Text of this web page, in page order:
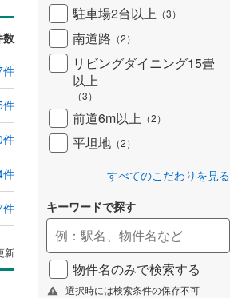
数
件
件
件
件
件
新
駐車場2台以上 （3）
南道路 （2）
リビングダイニング15畳
以上
（3）
前道6m以上 （2）
平坦地 （2）
すべてのこだわりを見る
キーワードで探す
物件名のみで検索する
選択時には検索条件の保存不可